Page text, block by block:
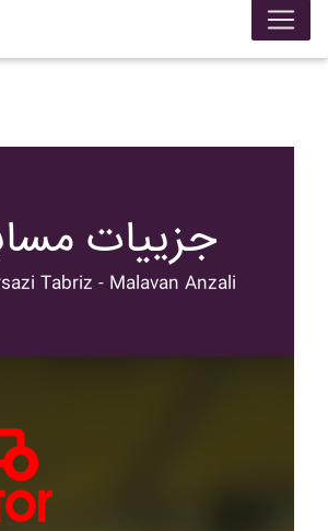
جزییات
Tabriz - Malavan Anzali